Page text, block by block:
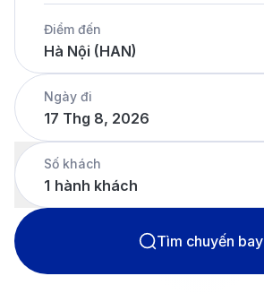
Dịch vụ
Khách sạn
Tin tứcLiên hệ
Hotline
028 7303 6167
Tiếng Việt
Điểm đến
Hà Nội (HAN)
Ngày đi
17 Thg 8, 2026
Số khách
1 hành khách
Tìm chuyến bay